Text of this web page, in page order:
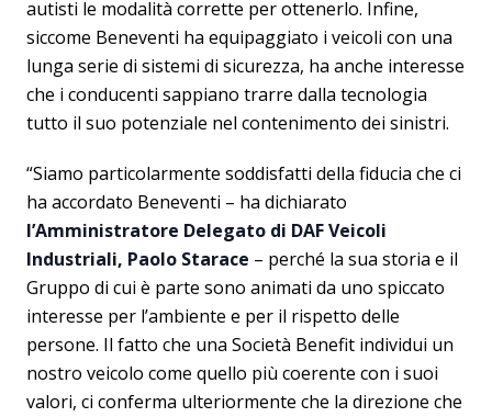
autisti le modalità corrette per ottenerlo. Infine,
siccome Beneventi ha equipaggiato i veicoli con una
lunga serie di sistemi di sicurezza, ha anche interesse
che i conducenti sappiano trarre dalla tecnologia
tutto il suo potenziale nel contenimento dei sinistri.
“Siamo particolarmente soddisfatti della fiducia che ci
ha accordato Beneventi – ha dichiarato
l’Amministratore Delegato di DAF Veicoli
Industriali, Paolo Starace – perché la sua storia e il
Gruppo di cui è parte sono animati da uno spiccato
interesse per l’ambiente e per il rispetto delle
persone. Il fatto che una Società Benefit individui un
nostro veicolo come quello più coerente con i suoi
valori, ci conferma ulteriormente che la direzione che